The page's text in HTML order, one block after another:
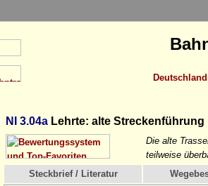
Deutschland
NI 3.04a Lehrte: alte
Die alte
teilweise
Steckbrief / Literatur